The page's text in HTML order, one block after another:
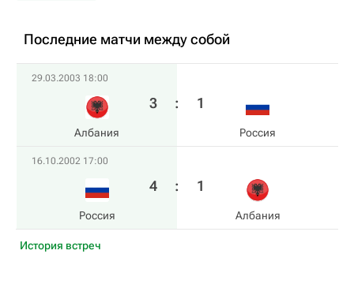
Последние матчи между собой
29.03.2003 18:00
Албания
3 : 1
Россия
16.10.2002 17:00
Россия
4 : 1
Албания
История встреч